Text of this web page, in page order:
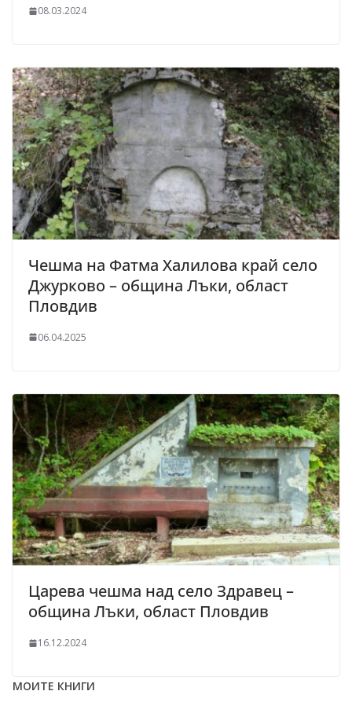
08.03.2024
Чешма на Фатма Халилова край село
Джурково – община Лъки, област
Пловдив
06.04.2025
Царева чешма над село Здравец –
община Лъки, област Пловдив
16.12.2024
МОИТЕ КНИГИ